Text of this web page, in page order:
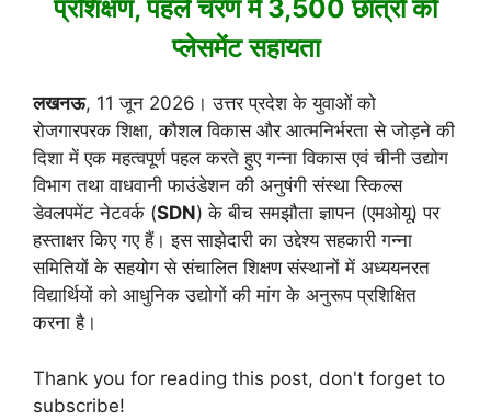
प्रशिक्षण, पहले चरण में 3,500 छात्रों को
प्लेसमेंट सहायता
लखनऊ, 11 जून 2026। उत्तर प्रदेश के युवाओं को
रोजगारपरक शिक्षा, कौशल विकास और आत्मनिर्भरता से जोड़ने की
दिशा में एक महत्वपूर्ण पहल करते हुए गन्ना विकास एवं चीनी उद्योग
विभाग तथा वाधवानी फाउंडेशन की अनुषंगी संस्था स्किल्स
डेवलपमेंट नेटवर्क (SDN) के बीच समझौता ज्ञापन (एमओयू) पर
हस्ताक्षर किए गए हैं। इस साझेदारी का उद्देश्य सहकारी गन्ना
समितियों के सहयोग से संचालित शिक्षण संस्थानों में अध्ययनरत
विद्यार्थियों को आधुनिक उद्योगों की मांग के अनुरूप प्रशिक्षित
करना है।
Thank you for reading this post, don't forget to
subscribe!